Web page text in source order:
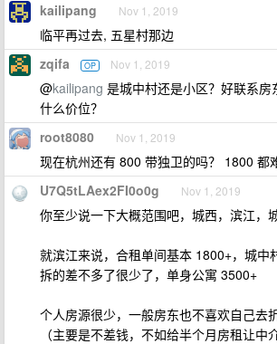
kailipang Nov 1, 2019
临平再过去, 五星村那边
zqifa OP Nov 1, 2019
@kailipang 是城中村还是小区？好联系
什么价位？
root8080 Nov 1, 2019
现在杭州还有 800 带独卫的吗？ 1800 都
U7Q5tLAex2FI0o0g Nov 1, 2019
你至少说一下大概范围吧，城西，滨江，
就滨江来说，合租单间基本 1800+，城中
拆的差不多了很少了，单身公寓 3500+
个人房源很少，一般房东也不喜欢自己去
（主要是不差钱，不如给半个月房租让中